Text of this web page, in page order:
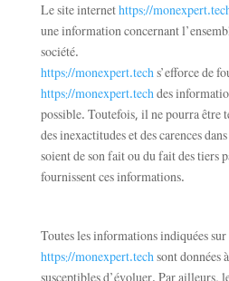
Le site internethttps://
une information concernant
société.
https://monexpert.techs’efforce de
https://monexpert.techdes
possible. Toutefois, il ne pourra être
des inexactitudes et des carences
soient de son fait ou du fait des tiers
fournissent ces informations.
Toutes les informations indiquées
https://monexpert.techsont données